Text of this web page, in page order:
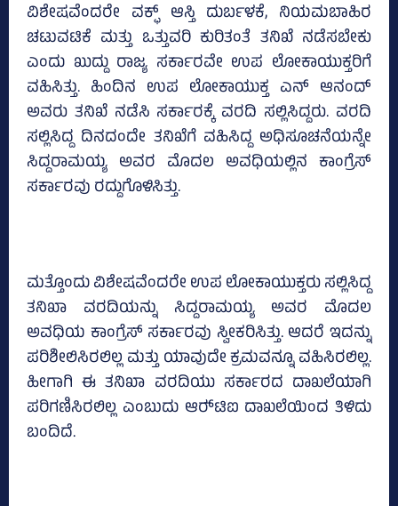
ವಿಶೇಷವೆಂದರೇ ವಕ್ಫ್‌ ಆಸ್ತಿ ದುರ್ಬಳಕೆ, ನಿಯಮಬಾಹಿರ
ಚಟುವಟಿಕೆ ಮತ್ತು ಒತ್ತುವರಿ ಕುರಿತಂತೆ ತನಿಖೆ ನಡೆಸಬೇಕು
ಎಂದು ಖುದ್ದು ರಾಜ್ಯ ಸರ್ಕಾರವೇ ಉಪ ಲೋಕಾಯುಕ್ತರಿಗೆ
ವಹಿಸಿತ್ತು. ಹಿಂದಿನ ಉಪ ಲೋಕಾಯುಕ್ತ ಎನ್‌ ಆನಂದ್‌
ಅವರು ತನಿಖೆ ನಡೆಸಿ ಸರ್ಕಾರಕ್ಕೆ ವರದಿ ಸಲ್ಲಿಸಿದ್ದರು. ವರದಿ
ಸಲ್ಲಿಸಿದ್ದ ದಿನದಂದೇ ತನಿಖೆಗೆ ವಹಿಸಿದ್ದ ಅಧಿಸೂಚನೆಯನ್ನೇ
ಸಿದ್ದರಾಮಯ್ಯ ಅವರ ಮೊದಲ ಅವಧಿಯಲ್ಲಿನ ಕಾಂಗ್ರೆಸ್‌
ಸರ್ಕಾರವು ರದ್ದುಗೊಳಿಸಿತ್ತು.
ಮತ್ತೊಂದು ವಿಶೇ‍ಷವೆಂದರೇ ಉಪ ಲೋಕಾಯುಕ್ತರು ಸಲ್ಲಿಸಿದ್ದ
ತನಿಖಾ ವರದಿಯನ್ನು ಸಿದ್ದರಾಮಯ್ಯ ಅವರ ಮೊದಲ
ಅವಧಿಯ ಕಾಂಗ್ರೆಸ್‌ ಸರ್ಕಾರವು ಸ್ವೀಕರಿಸಿತ್ತು. ಆದರೆ ಇದನ್ನು
ಪರಿಶೀಲಿಸಿರಲಿಲ್ಲ ಮತ್ತು ಯಾವುದೇ ಕ್ರಮವನ್ನೂ ವಹಿಸಿರಲಿಲ್ಲ.
ಹೀಗಾಗಿ ಈ ತನಿಖಾ ವರದಿಯು ಸರ್ಕಾರದ ದಾಖಲೆಯಾಗಿ
ಪರಿಗಣಿಸಿರಲಿಲ್ಲ ಎಂಬುದು ಆರ್‍‌ಟಿಐ ದಾಖಲೆಯಿಂದ ತಿಳಿದು
ಬಂದಿದೆ.